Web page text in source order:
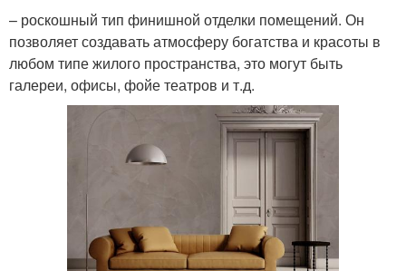
– роскошный тип финишной отделки помещений. Он
позволяет создавать атмосферу богатства и красоты в
любом типе жилого пространства, это могут быть
галереи, офисы, фойе театров и т.д.